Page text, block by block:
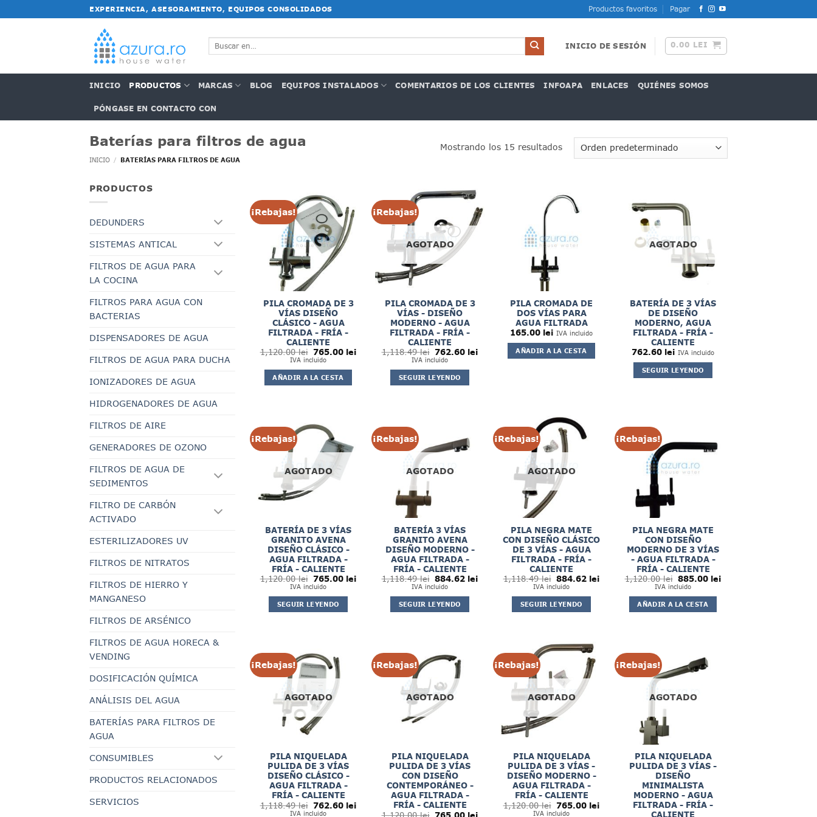
al
EXPERIENCIA, ASESORAMIENTO, EQUIPOS CONSOLIDADOS Productos favoritos Pagar
Buscar: INICIO DE SESIÓN 0.00 LEI
INICIO PRODUCTOS MARCAS BLOG EQUIPOS INSTALADOS COMENTARIOS DE LOS CLIENTES INFOAPA ENLACES QUIÉNES SOMOS
PÓNGASE EN CONTACTO CON
Baterías para filtros de agua
INICIO / BATERÍAS PARA FILTROS DE AGUA
Mostrando los 15 resultados
PRODUCTOS
DEDUNDERS
SISTEMAS ANTICAL
FILTROS DE AGUA PARA
LA COCINA
FILTROS PARA AGUA CON
BACTERIAS
DISPENSADORES DE AGUA
FILTROS DE AGUA PARA DUCHA
IONIZADORES DE AGUA
HIDROGENADORES DE AGUA
FILTROS DE AIRE
GENERADORES DE OZONO
FILTROS DE AGUA DE
SEDIMENTOS
FILTRO DE CARBÓN
ACTIVADO
ESTERILIZADORES UV
FILTROS DE NITRATOS
FILTROS DE HIERRO Y
MANGANESO
FILTROS DE ARSÉNICO
FILTROS DE AGUA HORECA &
VENDING
DOSIFICACIÓN QUÍMICA
ANÁLISIS DEL AGUA
BATERÍAS PARA FILTROS DE
AGUA
CONSUMIBLES
PRODUCTOS RELACIONADOS
SERVICIOS
¡Rebajas!
PILA CROMADA DE 3
VÍAS DISEÑO
CLÁSICO - AGUA
FILTRADA - FRÍA -
CALIENTE
1,120.00lei El
precio
era:
1,120.00 lei.
765.00 leiEl
765.00 lei.
IVA incluido
AÑADIR A LA CESTA
¡Rebajas!
AGOTADO
PILA CROMADA DE 3
VÍAS - DISEÑO
MODERNO - AGUA
FILTRADA - FRÍA -
CALIENTE
1,118.49lei El
precio
era:
1,118.49 lei.
762.60 leiEl
IVA incluido
SEGUIR LEYENDO
PILA CROMADA DE
DOS VÍAS PARA
AGUA FILTRADA
165.00 lei IVA incluido
AÑADIR A LA CESTA
AGOTADO
BATERÍA DE 3 VÍAS
DE DISEÑO
MODERNO, AGUA
FILTRADA - FRÍA -
CALIENTE
762.60 lei IVA incluido
SEGUIR LEYENDO
¡Rebajas!
AGOTADO
BATERÍA DE 3 VÍAS
GRANITO AVENA
DISEÑO CLÁSICO -
AGUA FILTRADA -
FRÍA - CALIENTE
1,120.00lei El
precio
original
era:
1,120.00 lei.
765.00 leiEl
precio
765.00 lei.
IVA incluido
SEGUIR LEYENDO
¡Rebajas!
AGOTADO
BATERÍA 3 VÍAS
GRANITO AVENA
DISEÑO MODERNO -
AGUA FILTRADA -
FRÍA - CALIENTE
1,118.49lei El
precio
original
era:
1,118.49 lei.
884.62 leiEl
precio
884.62 lei.
IVA incluido
SEGUIR LEYENDO
¡Rebajas!
AGOTADO
PILA NEGRA MATE
CON DISEÑO CLÁSICO
DE 3 VÍAS - AGUA
FILTRADA - FRÍA -
CALIENTE
1,118.49lei El
precio
original
era:
1,118.49 lei.
884.62 leiEl
precio
884.62 lei.
IVA incluido
SEGUIR LEYENDO
¡Rebajas!
PILA NEGRA MATE
CON DISEÑO
MODERNO DE 3 VÍAS
- AGUA FILTRADA -
FRÍA - CALIENTE
1,120.00lei El
precio
original
era:
1,120.00 lei.
885.00 leiEl
precio
IVA incluido
AÑADIR A LA CESTA
¡Rebajas!
AGOTADO
PILA NIQUELADA
PULIDA DE 3 VÍAS
DISEÑO CLÁSICO -
AGUA FILTRADA -
FRÍA - CALIENTE
1,118.49lei El
precio
762.60 leiEl
precio
IVA incluido
¡Rebajas!
AGOTADO
PILA NIQUELADA
PULIDA DE 3 VÍAS
CON DISEÑO
CONTEMPORÁNEO -
AGUA FILTRADA -
FRÍA - CALIENTE
El El
¡Rebajas!
AGOTADO
PILA NIQUELADA
PULIDA DE 3 VÍAS -
DISEÑO MODERNO -
AGUA FILTRADA -
FRÍA - CALIENTE
1,120.00lei El
precio
765.00 leiEl
precio
IVA incluido
¡Rebajas!
AGOTADO
PILA NIQUELADA
PULIDA DE 3 VÍAS -
DISEÑO
MINIMALISTA
MODERNO - AGUA
FILTRADA - FRÍA -
CALIENTE